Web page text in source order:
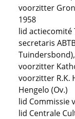
voorzitter
1958
lid actiecomité
secretaris
voorzitter
voorzitter R.K.
Hengelo (Ov.)
lid Commissie
lid Centrale